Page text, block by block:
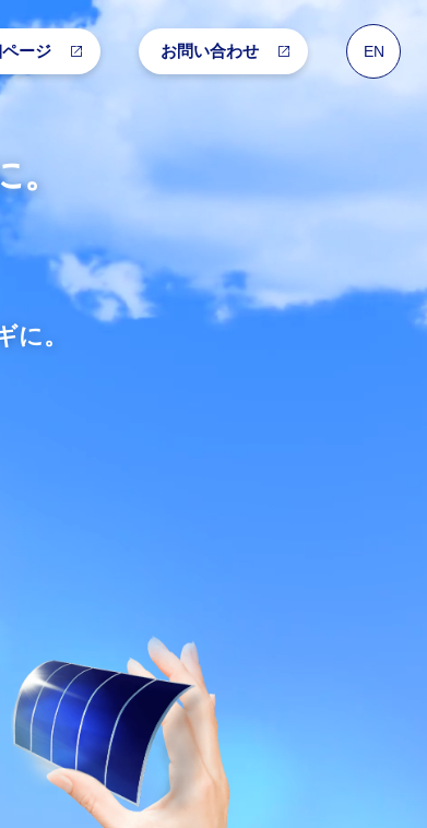
ージ お問い合わせ EN
に。